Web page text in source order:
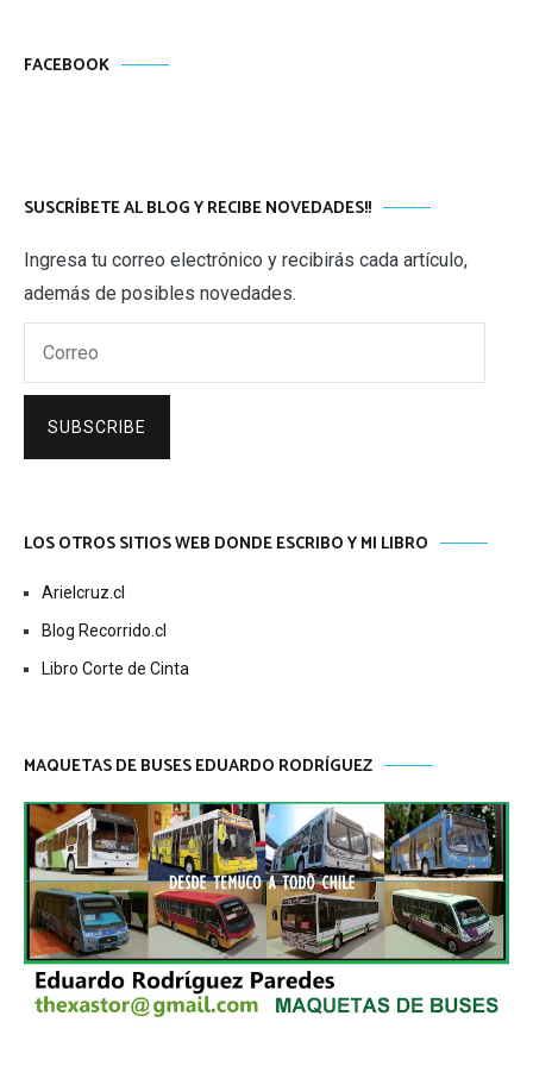
FACEBOOK
SUSCRÍBETE AL BLOG Y RECIBE NOVEDADES!!
Ingresa tu correo electrónico y recibirás cada artículo,
además de posibles novedades.
SUBSCRIBE
LOS OTROS SITIOS WEB DONDE ESCRIBO Y MI LIBRO
Arielcruz.cl
Blog Recorrido.cl
Libro Corte de Cinta
MAQUETAS DE BUSES EDUARDO RODRÍGUEZ